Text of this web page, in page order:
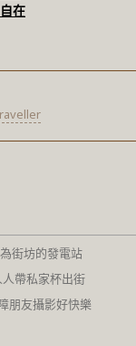
在
街坊的發電站
人帶私家杯出街
朋友攝影好快樂